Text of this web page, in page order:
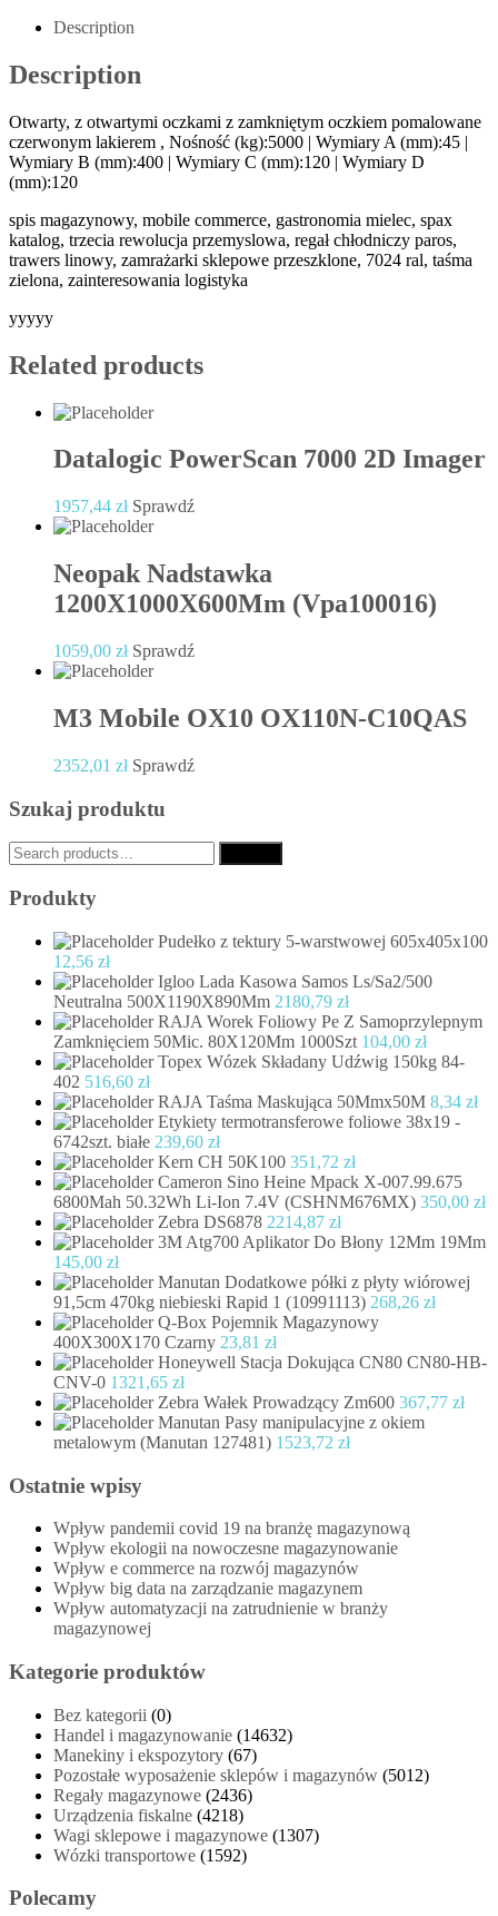
Description
Description
Otwarty, z otwartymi oczkami z zamkniętym oczkiem pomalowane
czerwonym lakierem , Nośność (kg):5000 | Wymiary A (mm):45 |
Wymiary B (mm):400 | Wymiary C (mm):120 | Wymiary D
(mm):120
spis magazynowy, mobile commerce, gastronomia mielec, spax
katalog, trzecia rewolucja przemyslowa, regał chłodniczy paros,
trawers linowy, zamrażarki sklepowe przeszklone, 7024 ral, taśma
zielona, zainteresowania logistyka
yyyyy
Related products
Datalogic PowerScan 7000 2D Imager
1957,44 zł Sprawdź
Neopak Nadstawka
1200X1000X600Mm (Vpa100016)
1059,00 zł Sprawdź
M3 Mobile OX10 OX110N-C10QAS
2352,01 zł Sprawdź
Szukaj produktu
Search
for:
Produkty
Pudełko z tektury 5-warstwowej 605x405x100
12,56 zł
Igloo Lada Kasowa Samos Ls/Sa2/500
Neutralna 500X1190X890Mm 2180,79 zł
RAJA Worek Foliowy Pe Z Samoprzylepnym
Zamknięciem 50Mic. 80X120Mm 1000Szt 104,00 zł
Topex Wózek Składany Udźwig 150kg 84-
402 516,60 zł
RAJA Taśma Maskująca 50Mmx50M 8,34 zł
Etykiety termotransferowe foliowe 38x19 -
6742szt. białe 239,60 zł
Kern CH 50K100 351,72 zł
Cameron Sino Heine Mpack X-007.99.675
6800Mah 50.32Wh Li-Ion 7.4V (CSHNM676MX) 350,00 zł
Zebra DS6878 2214,87 zł
3M Atg700 Aplikator Do Błony 12Mm 19Mm
145,00 zł
Manutan Dodatkowe półki z płyty wiórowej
91,5cm 470kg niebieski Rapid 1 (10991113) 268,26 zł
Q-Box Pojemnik Magazynowy
400X300X170 Czarny 23,81 zł
Honeywell Stacja Dokująca CN80 CN80-HB-
CNV-0 1321,65 zł
Zebra Wałek Prowadzący Zm600 367,77 zł
Manutan Pasy manipulacyjne z okiem
metalowym (Manutan 127481) 1523,72 zł
Ostatnie wpisy
Wpływ pandemii covid 19 na branżę magazynową
Wpływ ekologii na nowoczesne magazynowanie
Wpływ e commerce na rozwój magazynów
Wpływ big data na zarządzanie magazynem
Wpływ automatyzacji na zatrudnienie w branży
magazynowej
Kategorie produktów
Bez kategorii (0)
Handel i magazynowanie (14632)
Manekiny i ekspozytory (67)
Pozostałe wyposażenie sklepów i magazynów (5012)
Regały magazynowe (2436)
Urządzenia fiskalne (4218)
Wagi sklepowe i magazynowe (1307)
Wózki transportowe (1592)
Polecamy